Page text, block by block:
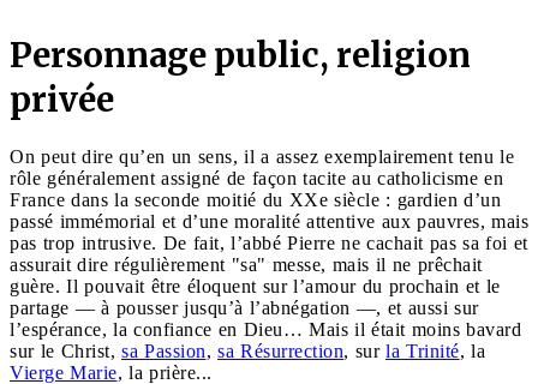
Personnage public, religion
privée
On peut dire qu’en un sens, il a assez exemplairement tenu le
rôle généralement assigné de façon tacite au catholicisme en
France dans la seconde moitié du XXe siècle : gardien d’un
passé immémorial et d’une moralité attentive aux pauvres, mais
pas trop intrusive. De fait, l’abbé Pierre ne cachait pas sa foi et
assurait dire régulièrement "sa" messe, mais il ne prêchait
guère. Il pouvait être éloquent sur l’amour du prochain et le
partage — à pousser jusqu’à l’abnégation —, et aussi sur
l’espérance, la confiance en Dieu… Mais il était moins bavard
sur le Christ, sa Passion, sa Résurrection, sur la Trinité, la
Vierge Marie, la prière...